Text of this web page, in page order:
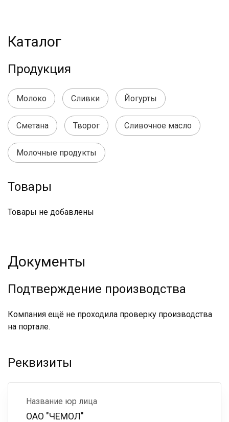
Каталог
Продукция
Молоко Сливки Йогурты
Сметана Творог Сливочное масло
Молочные продукты
Товары
Товары не добавлены
Документы
Подтверждение производства
Компания ещё не проходила проверку производства
на портале.
Реквизиты
Название юр лица
ОАО "ЧЕМОЛ"